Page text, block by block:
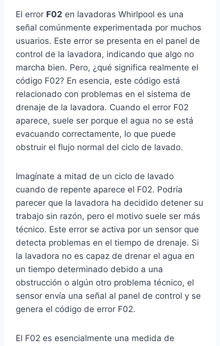
El error F02 en lavadoras Whirlpool es una
señal comúnmente experimentada por muchos
usuarios. Este error se presenta en el panel de
control de la lavadora, indicando que algo no
marcha bien. Pero, ¿qué significa realmente el
código F02? En esencia, este código está
relacionado con problemas en el sistema de
drenaje de la lavadora. Cuando el error F02
aparece, suele ser porque el agua no se está
evacuando correctamente, lo que puede
obstruir el flujo normal del ciclo de lavado.
Imagínate a mitad de un ciclo de lavado
cuando de repente aparece el F02. Podría
parecer que la lavadora ha decidido detener su
trabajo sin razón, pero el motivo suele ser más
técnico. Este error se activa por un sensor que
detecta problemas en el tiempo de drenaje. Si
la lavadora no es capaz de drenar el agua en
un tiempo determinado debido a una
obstrucción o algún otro problema técnico, el
sensor envía una señal al panel de control y se
genera el código de error F02.
El F02 es esencialmente una medida de